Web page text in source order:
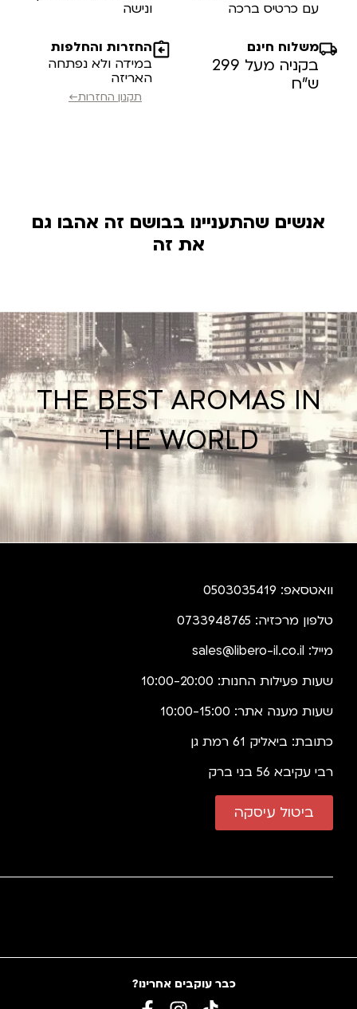
עם כרטיס ברכה
ונישה
משלוח חינם
בקניה מעל 299
ש”ח
החזרות והחלפות
במידה ולא נפתחה
האריזה
תקנון החזרות←
אנשים שהתעניינו בבושם זה אהבו גם
את זה
THE BEST AROMAS IN
THE WORLD
וואטסאפ: 0503035419
טלפון מרכזיה: 0733948765
מייל: sales@libero-il.co.il
שעות פעילות החנות: 10:00-20:00
שעות מענה אתר: 10:00-15:00
כתובת: ביאליק 61 רמת גן
רבי עקיבא 56 בני ברק
ביטול עיסקה
כבר עוקבים אחרינו?